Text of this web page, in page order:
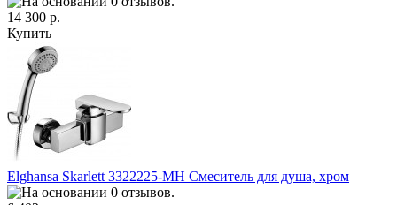
14 300 р.
Купить
Elghansa Skarlett 3322225-MH Смеситель для душа, хром